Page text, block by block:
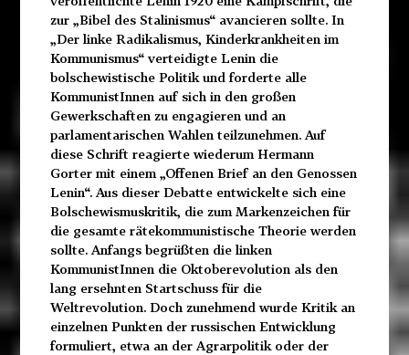
zur „Bibel des Stalinismus“ avancieren sollte. In
„Der linke Radikalismus, Kinderkrankheiten im
Kommunismus“ verteidigte Lenin die
bolschewistische Politik und forderte alle
KommunistInnen auf sich in den großen
Gewerkschaften zu engagieren und an
parlamentarischen Wahlen teilzunehmen. Auf
diese Schrift reagierte wiederum Hermann
Gorter mit einem „Offenen Brief an den Genossen
Lenin“. Aus dieser Debatte entwickelte sich eine
Bolschewismuskritik, die zum Markenzeichen für
die gesamte rätekommunistische Theorie werden
sollte. Anfangs begrüßten die linken
KommunistInnen die Oktoberevolution als den
lang ersehnten Startschuss für die
Weltrevolution. Doch zunehmend wurde Kritik an
einzelnen Punkten der russischen Entwicklung
formuliert, etwa an der Agrarpolitik oder der